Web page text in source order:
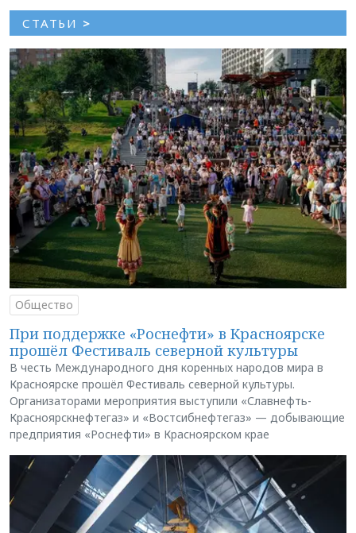
СТАТЬИ >
Общество
При поддержке «Роснефти» в Красноярске
прошёл Фестиваль северной культуры
В честь Международного дня коренных народов мира в
Красноярске прошёл Фестиваль северной культуры.
Организаторами мероприятия выступили «Славнефть-
Красноярскнефтегаз» и «Востсибнефтегаз» — добывающие
предприятия «Роснефти» в Красноярском крае